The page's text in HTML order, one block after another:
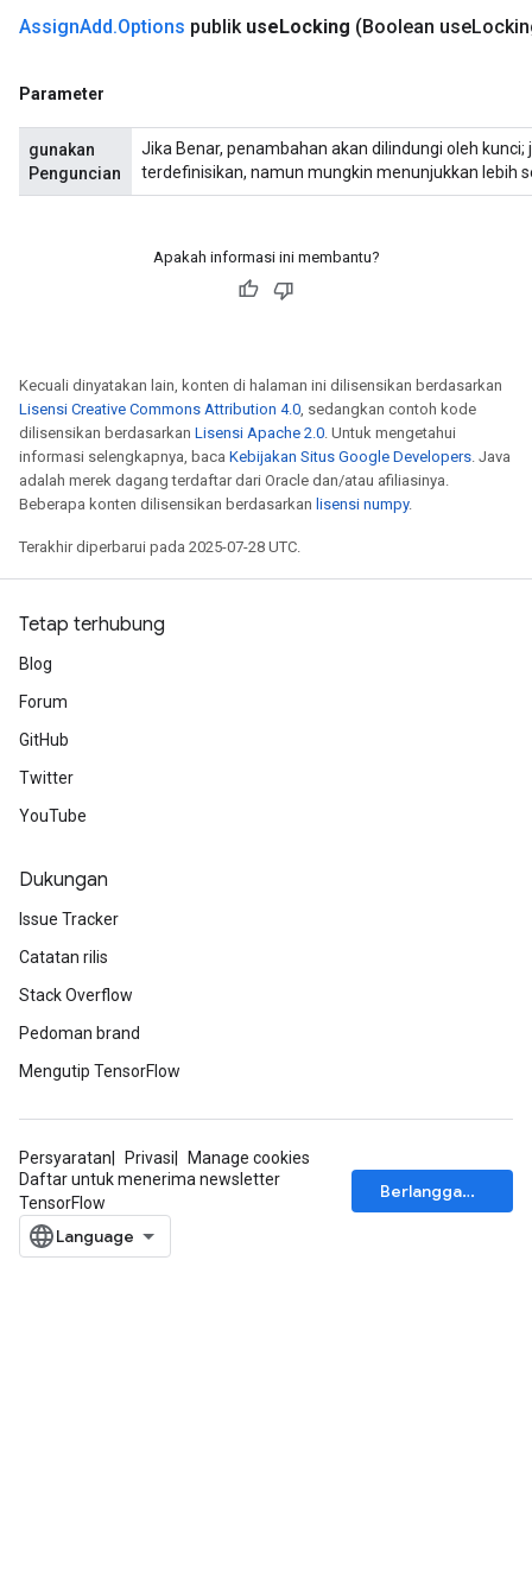
AssignAdd.Options publik useLocking (Boolean use
Parameter
gunakan
Penguncian
Jika Benar, penambahan akan dilindungi oleh
terdefinisikan, namun mungkin menunjukkan lebih
Apakah informasi ini membantu?
Kecuali dinyatakan lain, konten di halaman ini dilisensikan berdasarkan
Lisensi Creative Commons Attribution 4.0, sedangkan contoh kode
dilisensikan berdasarkan Lisensi Apache 2.0. Untuk mengetahui
informasi selengkapnya, baca Kebijakan Situs Google Developers. Java
adalah merek dagang terdaftar dari Oracle dan/atau afiliasinya.
Beberapa konten dilisensikan berdasarkan lisensi numpy.
Terakhir diperbarui pada 2025-07-28 UTC.
Tetap terhubung
Blog
Forum
GitHub
Twitter
YouTube
Dukungan
Issue Tracker
Catatan rilis
Stack Overflow
Pedoman brand
Mengutip TensorFlow
Persyaratan Privasi
Manage cookies
Daftar untuk menerima newsletter
TensorFlow
Berlangganan